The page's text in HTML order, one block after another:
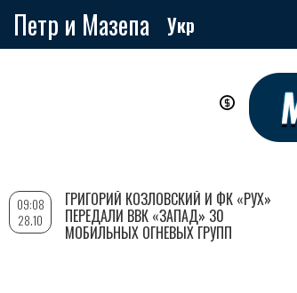
Петр и Мазепа Укр
09:08
28.10
ГРИГОРИЙ КОЗЛОВСКИЙ И ФК «РУХ»
ПЕРЕДАЛИ ВВК «ЗАПАД» 30
МОБИЛЬНЫХ ОГНЕВЫХ ГРУПП